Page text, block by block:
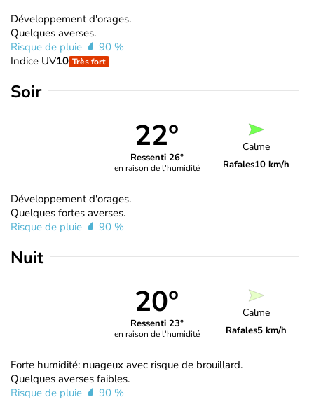
Développement d'orages.
Quelques averses.
Risque de pluie
90 %
Indice UV10 Très fort
Soir
22°
Ressenti 26°
en raison de l'humidité
Calme
Rafales10 km/h
Développement d'orages.
Quelques fortes averses.
Risque de pluie
90 %
Nuit
20°
Ressenti 23°
en raison de l'humidité
Calme
Rafales5 km/h
Forte humidité: nuageux avec risque de brouillard.
Quelques averses faibles.
Risque de pluie
90 %